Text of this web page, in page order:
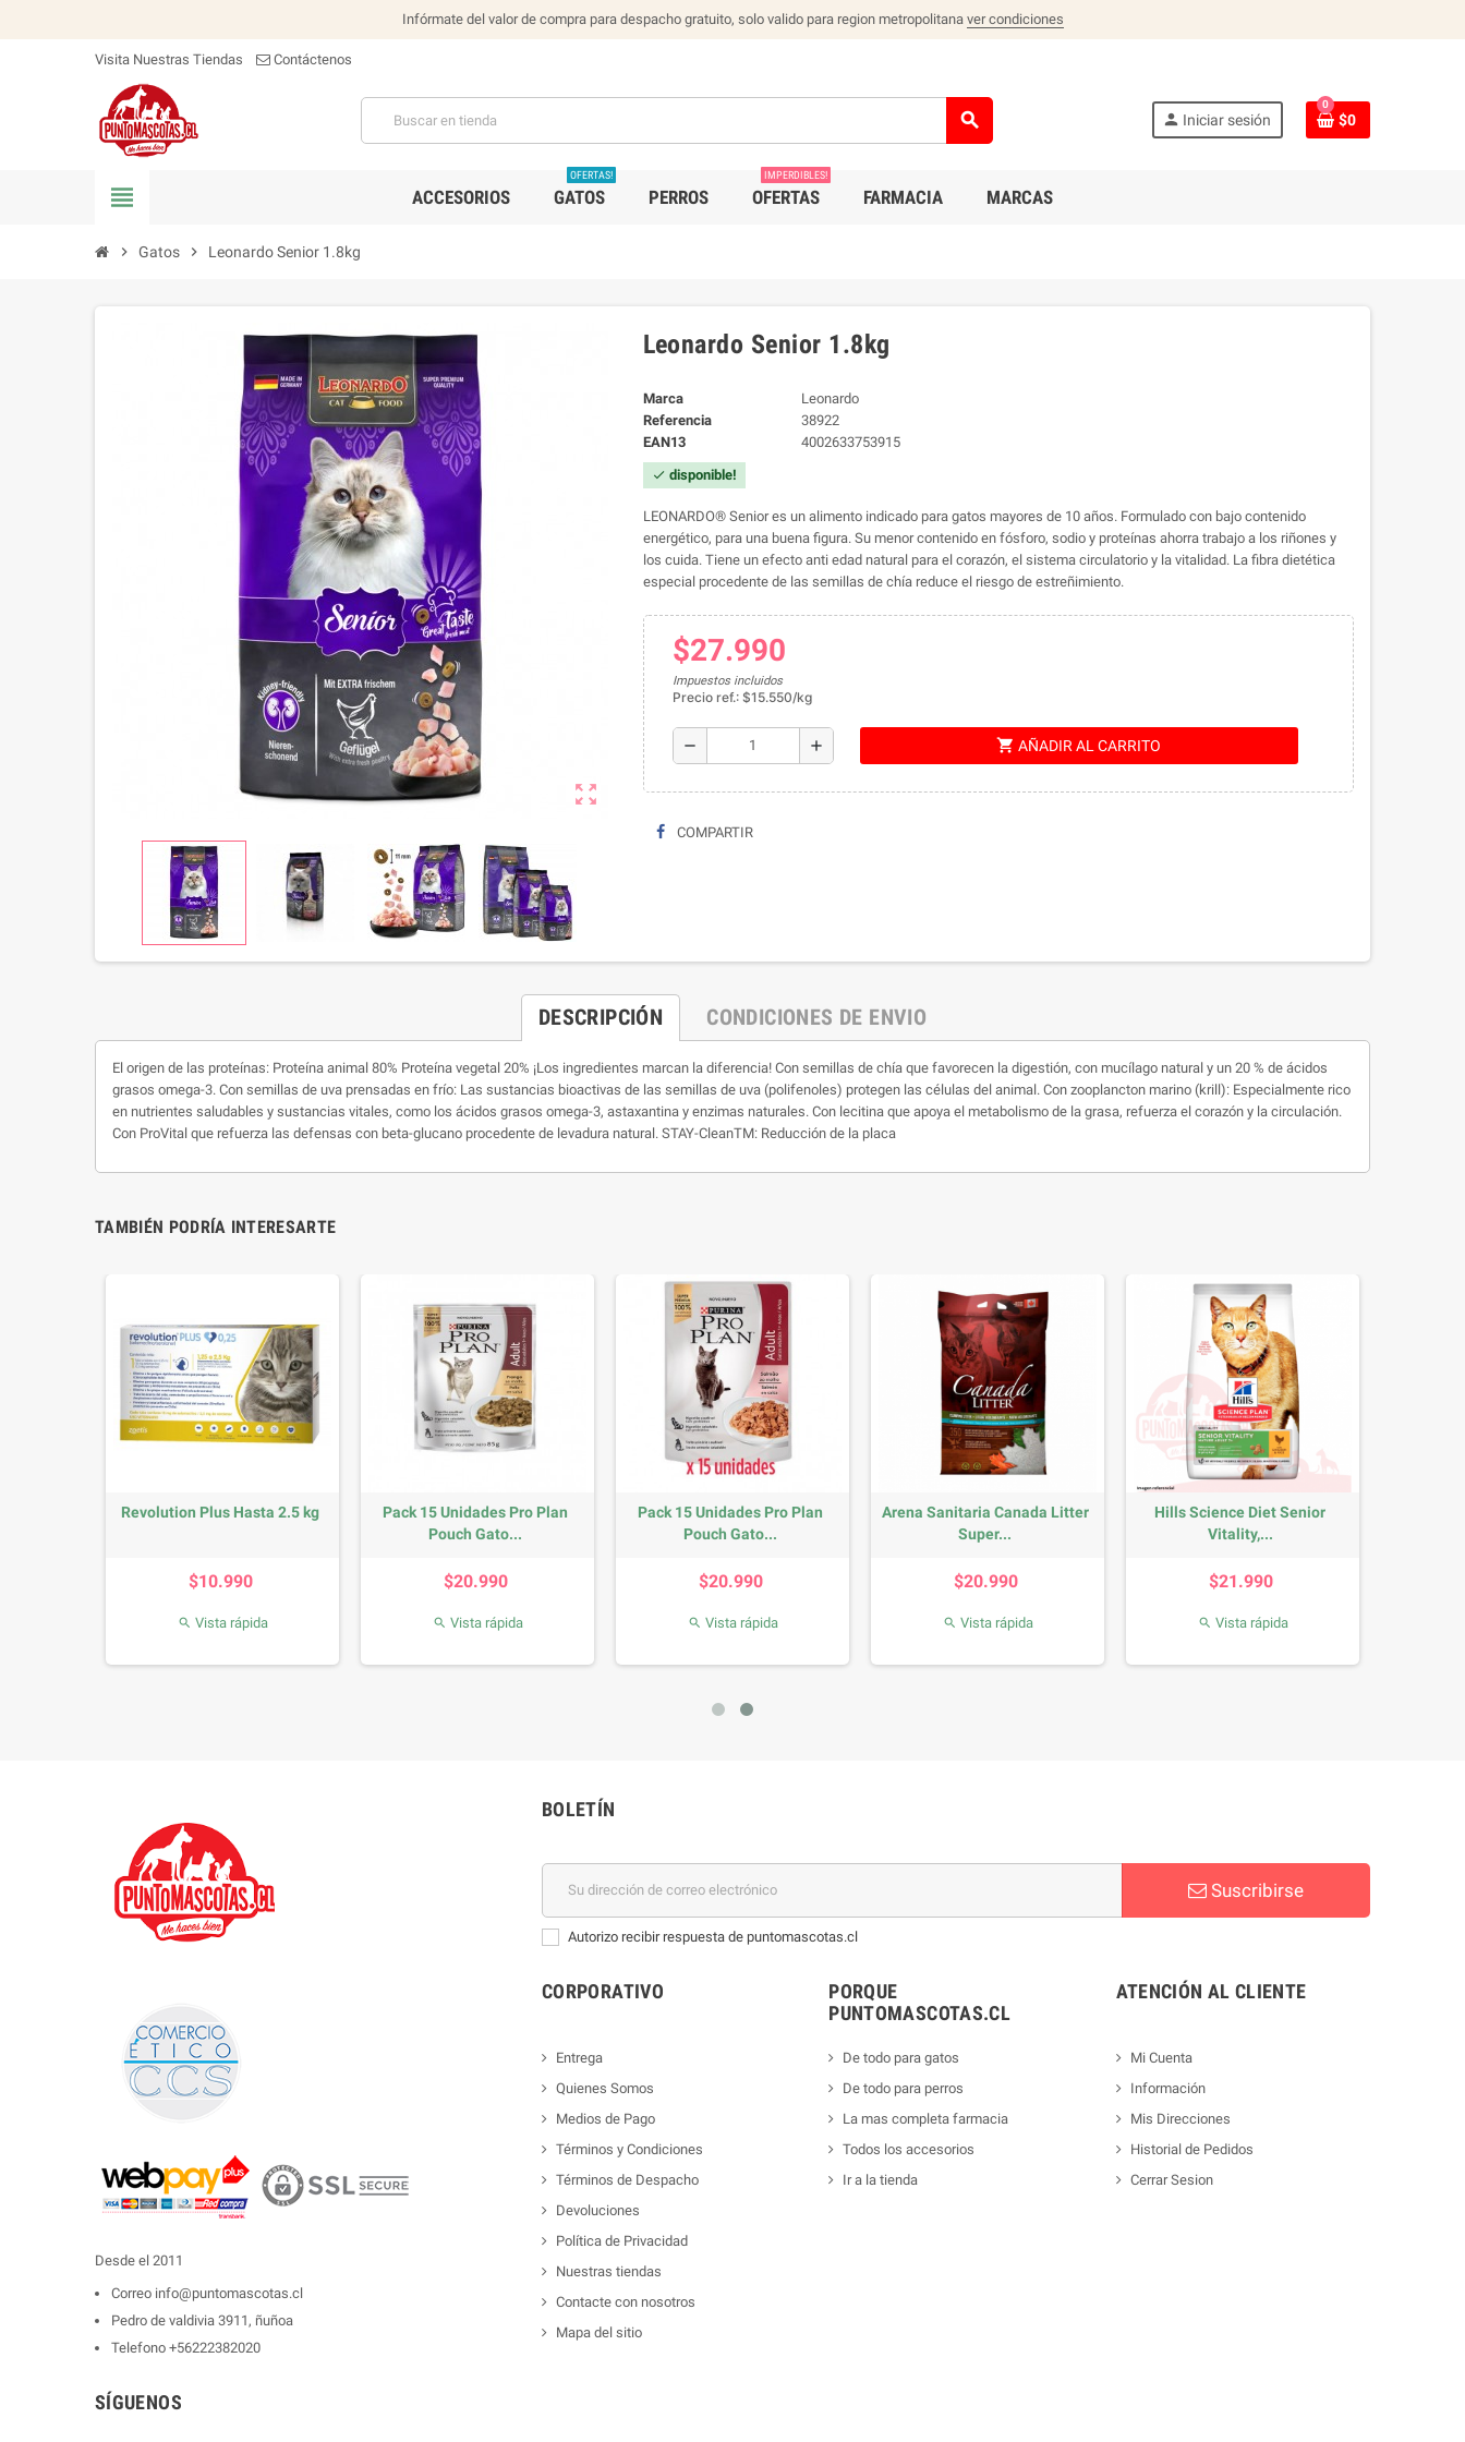
Infórmate del valor de compra para despacho gratuito, solo valido para region metropolitana ver condiciones
Visita Nuestras Tiendas Contáctenos
search person Iniciar sesión
0
$0
view_headline ACCESORIOS GATOS
OFERTAS!
PERROS OFERTAS
IMPERDIBLES!
FARMACIA MARCAS
chevron_right Gatos chevron_right Leonardo Senior 1.8kg
zoom_out_map
Leonardo Senior 1.8kg
Marca
Leonardo
Referencia
38922
EAN13
4002633753915
check disponible!
LEONARDO® Senior es un alimento indicado para gatos mayores de 10 años. Formulado con bajo contenido
energético, para una buena figura. Su menor contenido en fósforo, sodio y proteínas ahorra trabajo a los riñones y
los cuida. Tiene un efecto anti edad natural para el corazón, el sistema circulatorio y la vitalidad. La fibra dietética
especial procedente de las semillas de chía reduce el riesgo de estreñimiento.
$27.990
Impuestos incluidos
Precio ref.: $15.550/kg
remove add shopping_cart AÑADIR AL CARRITO
COMPARTIR
DESCRIPCIÓN CONDICIONES DE ENVIO
El origen de las proteínas: Proteína animal 80% Proteína vegetal 20% ¡Los ingredientes marcan la diferencia! Con semillas de chía que favorecen la digestión, con mucílago natural y un 20 % de ácidos
grasos omega-3. Con semillas de uva prensadas en frío: Las sustancias bioactivas de las semillas de uva (polifenoles) protegen las células del animal. Con zooplancton marino (krill): Especialmente rico
en nutrientes saludables y sustancias vitales, como los ácidos grasos omega-3, astaxantina y enzimas naturales. Con lecitina que apoya el metabolismo de la grasa, refuerza el corazón y la circulación.
Con ProVital que refuerza las defensas con beta-glucano procedente de levadura natural. STAY-CleanTM: Reducción de la placa
TAMBIÉN PODRÍA INTERESARTE
Revolution Plus Hasta 2.5 kg
$10.990
 Vista rápida
Pack 15 Unidades Pro Plan
Pouch Gato...
$20.990
 Vista rápida
Pack 15 Unidades Pro Plan
Pouch Gato...
$20.990
 Vista rápida
Arena Sanitaria Canada Litter
Super...
$20.990
 Vista rápida
Hills Science Diet Senior
Vitality,...
$21.990
 Vista rápida
Desde el 2011
Correo info@puntomascotas.cl
Pedro de valdivia 3911, ñuñoa
Telefono +56222382020
SÍGUENOS
BOLETÍN
Suscribirse
Autorizo recibir respuesta de puntomascotas.cl
CORPORATIVO
Entrega
Quienes Somos
Medios de Pago
Términos y Condiciones
Términos de Despacho
Devoluciones
Política de Privacidad
Nuestras tiendas
Contacte con nosotros
Mapa del sitio
PORQUE
PUNTOMASCOTAS.CL
De todo para gatos
De todo para perros
La mas completa farmacia
Todos los accesorios
Ir a la tienda
ATENCIÓN AL CLIENTE
Mi Cuenta
Información
Mis Direcciones
Historial de Pedidos
Cerrar Sesion